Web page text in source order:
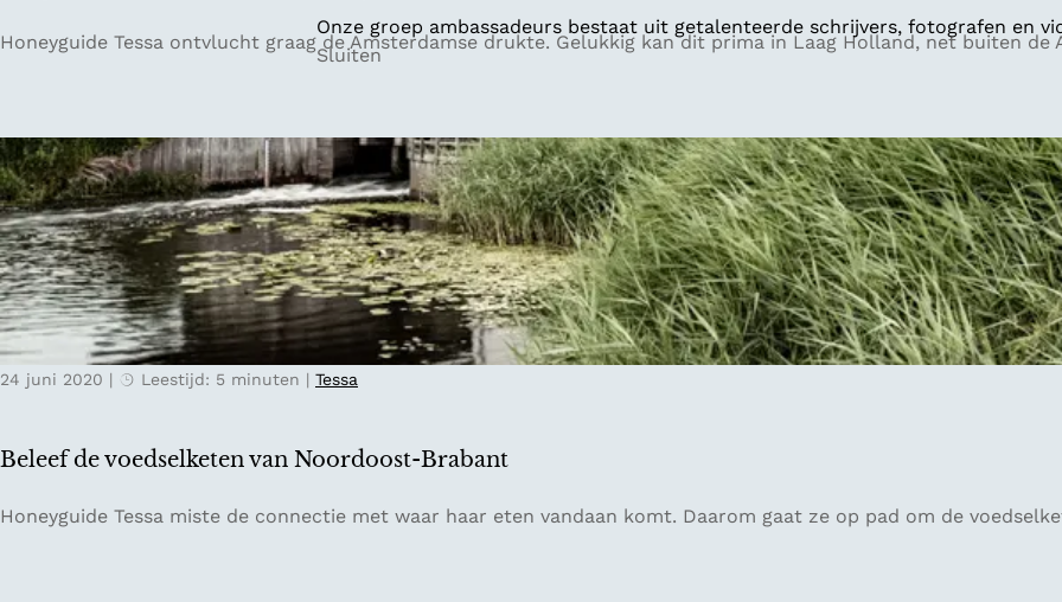
Onze groep ambassadeurs bestaat uit getalenteerde schrijvers, fotografen en
Sluiten
e
L
H
o
l
l
a
n
d
:
r
t
i
Honeyguide Tessa ontvlucht graag de Amsterdamse drukte. Gelukkig kan dit prima in Laag Holland, net buiten de
Beleef de voedselketen van Noordoost-Brabant
24 juni 2020 | Leestijd: 5 minuten | Tessa
B
Honeyguide Tessa miste de connectie met waar haar eten vandaan komt. Daarom gaat ze op pad om de